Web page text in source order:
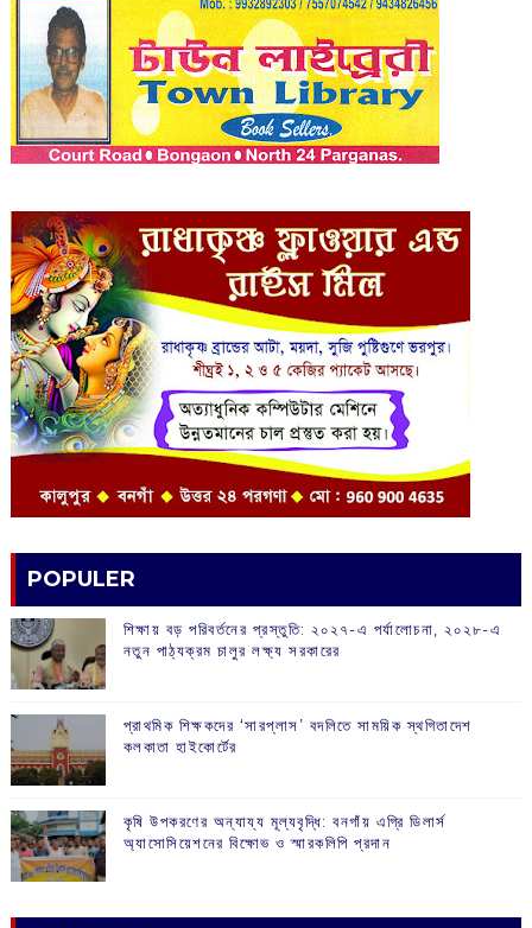
POPULER
শিক্ষায় বড় পরিবর্তনের প্রস্তুতি: ২০২৭-এ পর্যালোচনা, ২০২৮-এ
নতুন পাঠ্যক্রম চালুর লক্ষ্য সরকারের
প্রাথমিক শিক্ষকদের ‘সারপ্লাস’ বদলিতে সাময়িক স্থগিতাদেশ
কলকাতা হাইকোর্টের
কৃষি উপকরণের অন্যায্য মূল্যবৃদ্ধি: বনগাঁয় এগ্রি ডিলার্স
অ্যাসোসিয়েশনের বিক্ষোভ ও স্মারকলিপি প্রদান